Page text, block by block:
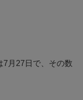
7月27日で、その数